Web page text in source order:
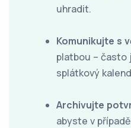
uhradit.
Komunikujte s
platbou – často
splátkový
Archivujte
abyste v